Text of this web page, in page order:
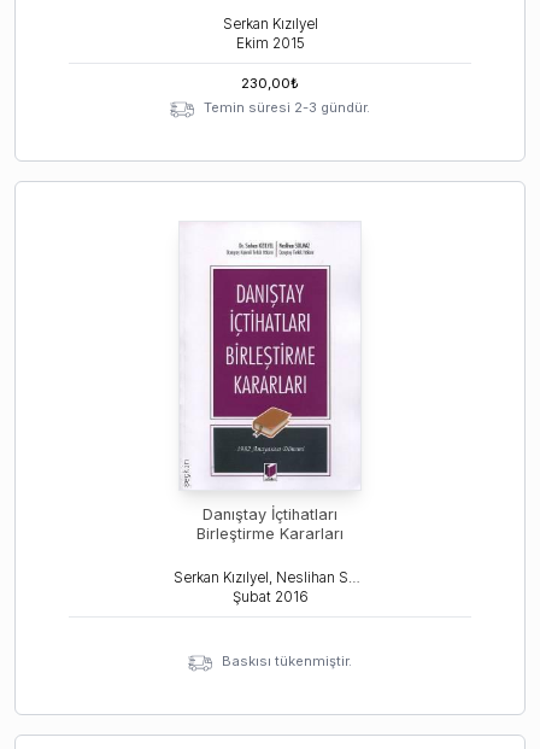
Serkan Kızılyel
Ekim 2015
230,00₺
Temin süresi 2-3 gündür.
Danıştay İçtihatları
Birleştirme Kararları
Serkan Kızılyel, Neslihan Solmaz
Şubat 2016
Baskısı tükenmiştir.